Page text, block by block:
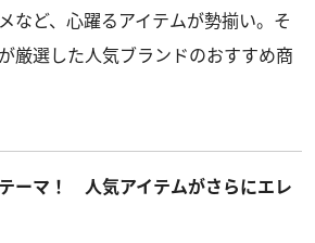
など、心躍るアイテムが勢揃い。そ
厳選した人気ブランドのおすすめ商
ーマ！ 人気アイテムがさらにエレ